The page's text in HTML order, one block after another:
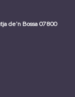
de'n Bossa 07800